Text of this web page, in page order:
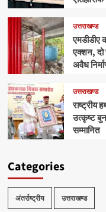
उत्तराखण्ड
एमडीडीए
एक्शन, दो
अवैध
उत्तराखण्ड
राष्ट्रीय
उत्कृष्ट
सम्मानित
Categories
अंतर्राष्ट्रीय उत्तराखण्ड